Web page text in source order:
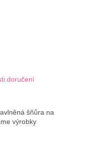
doručení
šňůra na
výrobky